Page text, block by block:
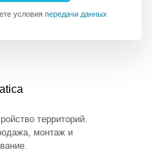
условия передачи данных
территорий.
монтаж и